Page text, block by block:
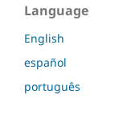
Language
English
español
português